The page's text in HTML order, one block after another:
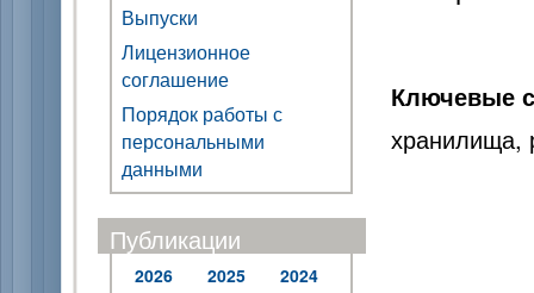
Выпуски
Лицензионное
соглашение
Порядок работы с
персональными
данными
Публикации
2026 2025
2024
Ключевые
хранилища,